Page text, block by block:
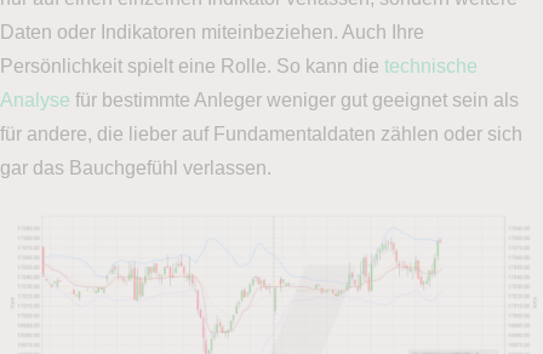
Daten oder Indikatoren miteinbeziehen. Auch Ihre
Persönlichkeit spielt eine Rolle. So kann die technische
Analyse für bestimmte Anleger weniger gut geeignet sein als
für andere, die lieber auf Fundamentaldaten zählen oder sich
gar das Bauchgefühl verlassen.